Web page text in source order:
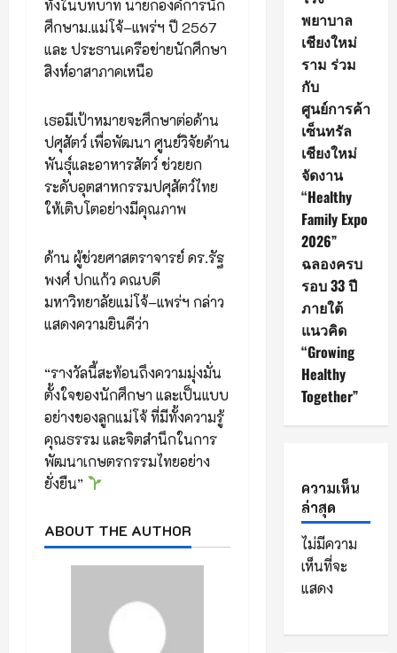
ทั้งในบทบาท นายกองค์การนัก
ศึกษาม.แม่โจ้–แพร่ฯ ปี 2567
และ ประธานเครือข่ายนักศึกษา
สิงห์อาสาภาคเหนือ
เธอมีเป้าหมายจะศึกษาต่อด้าน
ปศุสัตว์ เพื่อพัฒนา ศูนย์วิจัยด้าน
พันธุ์และอาหารสัตว์ ช่วยยก
ระดับอุตสาหกรรมปศุสัตว์ไทย
ให้เติบโตอย่างมีคุณภาพ
ด้าน ผู้ช่วยศาสตราจารย์ ดร.รัฐ
พงศ์ ปกแก้ว คณบดี
มหาวิทยาลัยแม่โจ้–แพร่ฯ กล่าว
แสดงความยินดีว่า
“รางวัลนี้สะท้อนถึงความมุ่งมั่น
ตั้งใจของนักศึกษา และเป็นแบบ
อย่างของลูกแม่โจ้ ที่มีทั้งความรู้
คุณธรรม และจิตสำนึกในการ
พัฒนาเกษตรกรรมไทยอย่าง
ยั่งยืน”
ABOUT THE AUTHOR
พยาบาล
เชียงใหม่
ราม ร่วม
กับ
ศูนย์การค้า
เซ็นทรัล
เชียงใหม่
จัดงาน
“Healthy
Family Expo
2026”
ฉลองครบ
รอบ 33 ปี
ภายใต้
แนวคิด
“Growing
Healthy
Together”
ความเห็น
ล่าสุด
ไม่มีความ
เห็นที่จะ
แสดง